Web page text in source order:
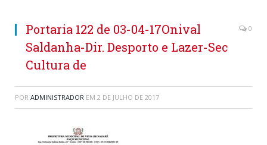
Portaria 122 de 03-04-17Onival
Saldanha-Dir. Desporto e Lazer-Sec
Cultura de
0
POR ADMINISTRADOR EM 2 DE JULHO DE 2017